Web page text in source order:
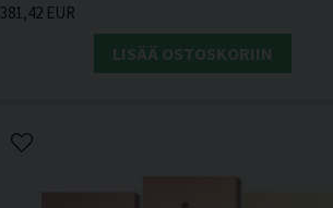
381,42 EUR
LISÄÄ OSTOSKORIIN